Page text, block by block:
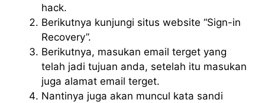
hack.
Berikutnya kunjungi situs website “Sign-in
Recovery”.
Berikutnya, masukan email terget yang
telah jadi tujuan anda, setelah itu masukan
juga alamat email terget.
Nantinya juga akan muncul kata sandi